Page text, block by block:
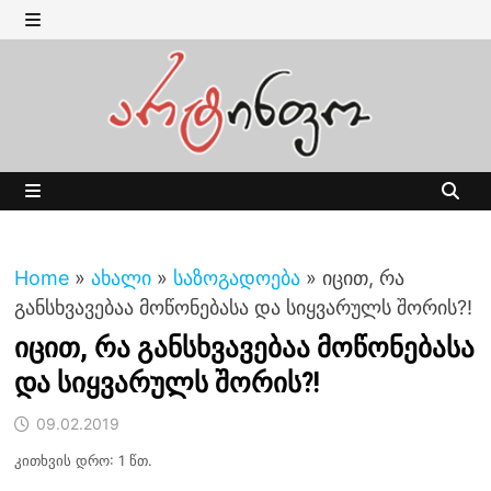
Skip
to MENU
Home » ახალი » საზოგადოება » იცით, რა
განსხვავებაა მოწონებასა და სიყვარულს შორის?!
იცით, რა განსხვავებაა მოწონებასა
და სიყვარულს შორის?!
09.02.2019
კითხვის დრო: 1 წთ.